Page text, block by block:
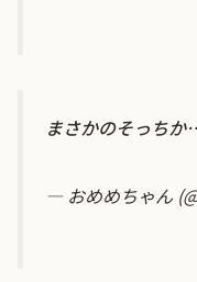
まさかのそっちか
— おめめちゃん